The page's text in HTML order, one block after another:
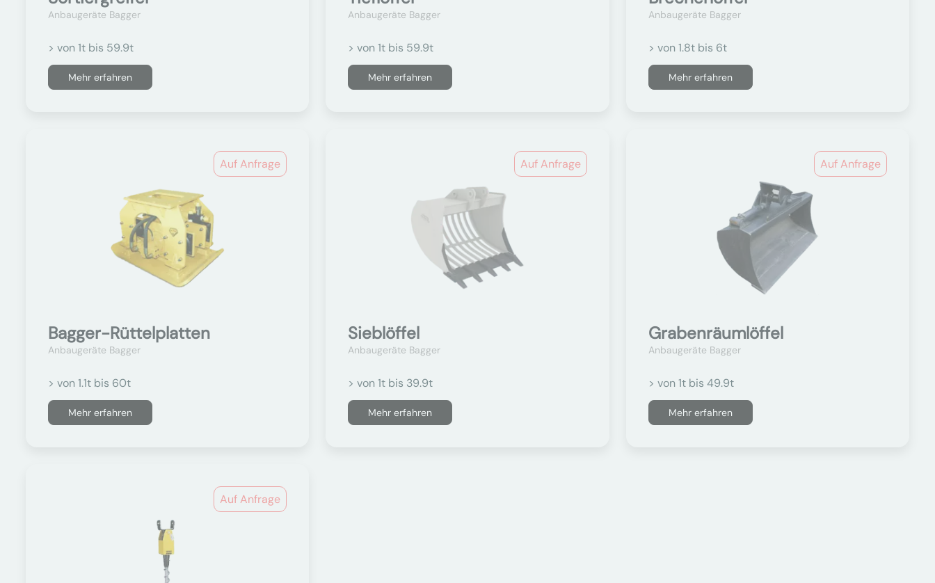
Anbaugeräte Bagger
> von 1t bis 59.9t
Mehr erfahren
Anbaugeräte Bagger
> von 1t bis 59.9t
Mehr erfahren
Anbaugeräte Bagger
> von 1.8t bis 6t
Mehr erfahren
Auf Anfrage
Bagger-Rüttelplatten
Anbaugeräte Bagger
> von 1.1t bis 60t
Mehr erfahren
Auf Anfrage
Sieblöffel
Anbaugeräte Bagger
> von 1t bis 39.9t
Mehr erfahren
Auf Anfrage
Grabenräumlöffel
Anbaugeräte Bagger
> von 1t bis 49.9t
Mehr erfahren
Auf Anfrage